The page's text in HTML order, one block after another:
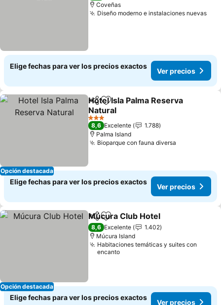
Coveñas
Diseño moderno e instalaciones nuevas
Elige fechas para ver los precios exactos
Ver precios
Opción destacada
CompartirAgregar a favoritos
Hotel Isla Palma Reserva
Natural
Ver precios
3 Estrellas
8,6 Excelente
1.788
Palma Island
Bioparque con fauna diversa
Elige fechas para ver los precios exactos
Ver precios
Opción destacada
CompartirAgregar a favoritos
Múcura Club Hotel
8,6 Excelente
1.402
Múcura Island
Habitaciones temáticas y suites con
encanto
Elige fechas para ver los precios exactos
Ver precios